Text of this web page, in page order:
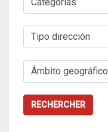
RECHERCHER